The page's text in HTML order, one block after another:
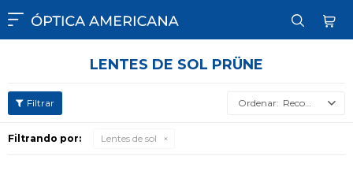

LENTES DE SOL PRÜNE
Recomendados
Filtrando por: Lentes de sol